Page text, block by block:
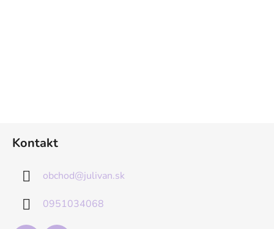
Kontakt
obchod@julivan.sk
0951034068